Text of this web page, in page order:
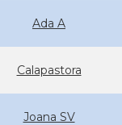
Ada A
Calapastora
Joana SV